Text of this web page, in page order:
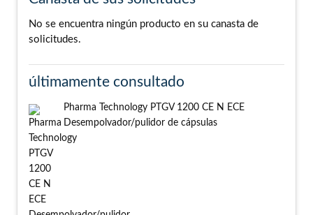
No se encuentra ningún producto en su canasta de
solicitudes.
últimamente consultado
Pharma Technology PTGV 1200 CE N ECE
Desempolvador/pulidor de cápsulas